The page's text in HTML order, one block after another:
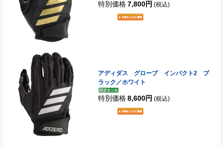
特別価格 7,800円 (税込)
アディダス グローブ インパクト2 ブ
ラック／ホワイト
特別価格 8,600円 (税込)